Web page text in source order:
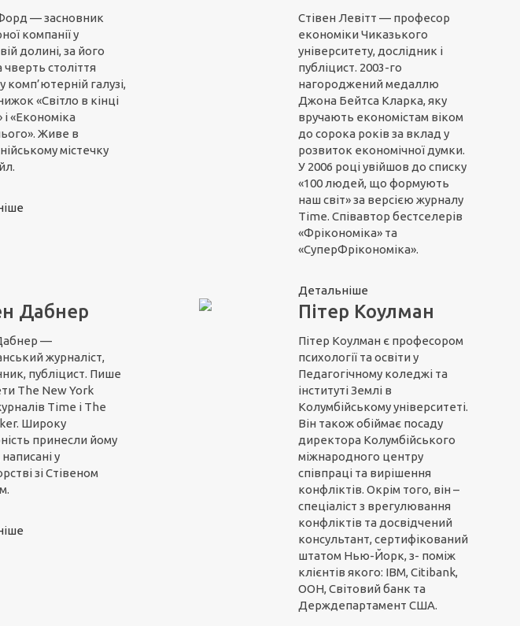
— засновник
компанії у
долині, за його
століття
комп’ютерній галузі,
«Світло в кінці
«Економіка
Живе в
містечку
Стівен Левітт — професор
економіки Чиказького
університету, дослідник і
публіцист. 2003-го
нагороджений медаллю
Джона Бейтса Кларка, яку
вручають економістам віком
до сорока років за вклад у
розвиток економічної думки.
У 2006 році увійшов до списку
«100 людей, що формують
наш світ» за версією журналу
Time. Співавтор бестселерів
«Фрікономіка» та
«СуперФрікономіка».
Детальніше
Дабнер
—
журналіст,
публіцист. Пише
The New York
Time і The
Широку
принесли йому
у
зі Стівеном
Пітер Коулман
Пітер Коулман є професором
психології та освіти у
Педагогічному коледжі та
інституті Землі в
Колумбійському університеті.
Він також обіймає посаду
директора Колумбійського
міжнародного центру
співпраці та вирішення
конфліктів. Окрім того, він –
спеціаліст з врегулювання
конфліктів та досвідчений
консультант, сертифікований
штатом Нью-Йорк, з- поміж
клієнтів якого: IBM, Citibank,
ООН, Світовий банк та
Держдепартамент США.